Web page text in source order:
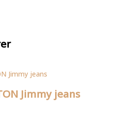
Jimmy jeans